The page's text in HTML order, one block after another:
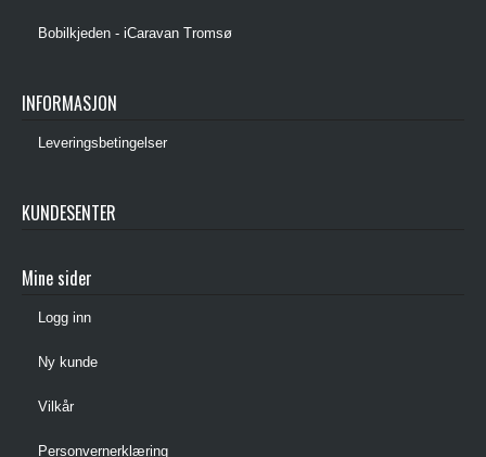
Bobilkjeden - iCaravan Tromsø
INFORMASJON
Leveringsbetingelser
KUNDESENTER
Mine sider
Logg inn
Ny kunde
Vilkår
Personvernerklæring